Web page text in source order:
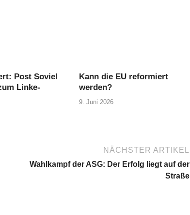
Post Soviel
Linke-
Kann die EU reformiert
werden?
9. Juni 2026
NÄCHSTER ARTIKEL
Wahlkampf der ASG: Der Erfolg liegt auf der
Straße